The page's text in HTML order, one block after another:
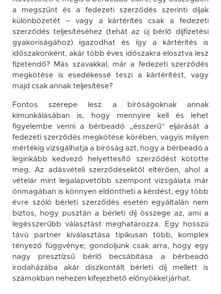
a megszűnt és a fedezeti szerződés szerinti díjak
különbözetét – vagy a kártérítés csak a fedezeti
szerződés teljesítéséhez (tehát az új bérlő díjfizetési
gyakoriságához) igazodhat és így a kártérítés is
időszakonként, akár több éves időszakra elosztva lesz
fizetendő? Más szavakkal, már a fedezeti szerződés
megkötése is esedékessé teszi a kártérítést, vagy
majd csak annak teljesítése?
Fontos szerepe lesz a bíróságoknak annak
kimunkálásában is, hogy mennyire kell és lehet
figyelembe venni a bérbeadó „ésszerű” eljárását a
fedezeti szerződés megkötése körében, vagyis milyen
mértékig vizsgálhatja a bíróság azt, hogy a bérbeadó a
leginkább kedvező helyettesítő szerződést kötötte
meg. Az adásvételi szerződésektől eltérően, ahol a
vételár mint legalapvetőbb szempont vizsgálata már
önmagában is könnyen eldöntheti a kérdést, egy több
évre szóló bérleti szerződés esetén egyáltalán nem
biztos, hogy pusztán a bérleti díj összege az, ami a
legésszerűbb választást meghatározza. Egy hosszú
távú partner kiválasztása tipikusan több, komplex
tényező függvénye; gondoljunk csak arra, hogy egy
nagy presztízsű bérlő becsábítása a bérbeadó
irodaházába akár diszkontált bérleti díj mellett is
számokban nehezen kifejezhető előnyökkel járhat.